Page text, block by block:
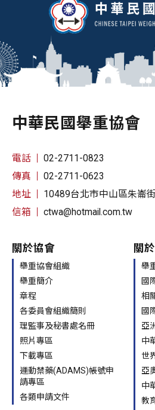
中華民國舉重協會
電話
02-2711-0823
傳真
02-2711-0623
地址
10489台北市中山區朱崙
信箱
ctwa@hotmail.com.tw
關於協會
舉重協會組織
舉重簡介
章程
各委員會組織簡則
理監事及秘書處名冊
照片專區
下載專區
運動禁藥(ADAMS)帳號申
請專區
各類申請文件
關
舉
國
相
國
亞
中
世
亞
中
教